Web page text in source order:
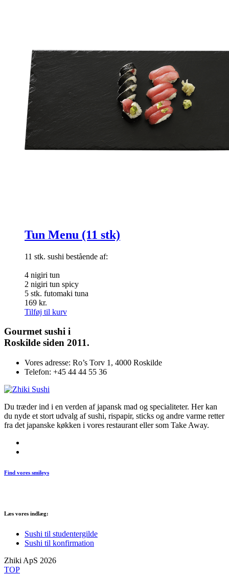
Tun Menu (11 stk)
11 stk. sushi bestående af:
4 nigiri tun
2 nigiri tun spicy
5 stk. futomaki tuna
169 kr.
Tilføj til kurv
Gourmetsushi i
Roskilde siden 2011.
Vores adresse: Ro’s Torv 1, 4000 Roskilde
Telefon: +45 44 44 55 36
Du træder ind i en verden af japansk mad og specialiteter. Her kan
du nyde et stort udvalg af sushi, rispapir, sticks og andre varme retter
fra det japanske køkken i vores restaurant eller som Take Away.
Find vores smileys
Læs vores indlæg:
Sushi til studentergilde
Sushi til konfirmation
Zhiki ApS 2026
TOP